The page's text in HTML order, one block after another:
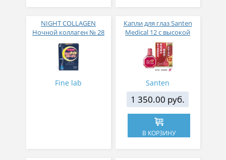
NIGHT COLLAGEN
Ночной коллаген № 28
Fine lab
Капли для глаз Santen
Medical 12 с высокой
концентрацией
активных компонентов
12 мл
Santen
1 350.00 руб.
В КОРЗИНУ